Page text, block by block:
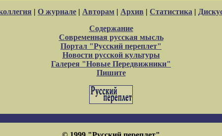
| О журнале | Авторам | Архив | Статистика |
Содержание
Современная русская мысль
Портал "Русский переплет"
Новости русской культуры
Галерея "Новые Передвижники"
Пишите